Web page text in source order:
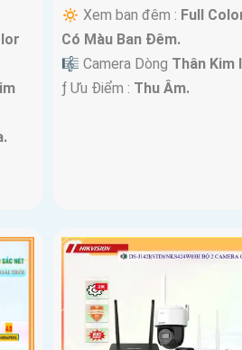
🔅 Xem ban đêm : Full
Có Màu Ban Ðêm.
🎼️ Camera Dòng Thân Kim
️ƒ Ưu Điểm : Thu Âm.